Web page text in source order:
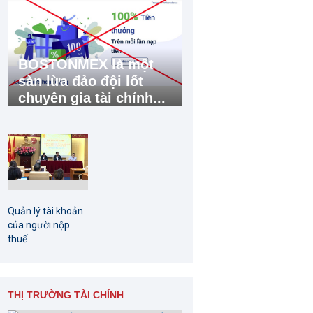
BOSTONMEX là một
sàn lừa đảo đội lốt
chuyên gia tài chính...
Quản lý tài khoản
của người nộp
thuế
THỊ TRƯỜNG TÀI CHÍNH